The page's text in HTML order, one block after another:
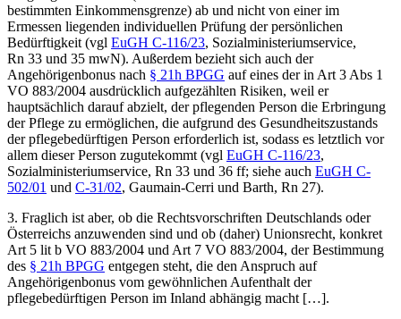
bestimmten Einkommensgrenze) ab und nicht von einer im
Ermessen liegenden individuellen Prüfung der persönlichen
Bedürftigkeit (vgl EuGH C-116/23, Sozialministeriumservice,
Rn 33 und 35 mwN). Außerdem bezieht sich auch der
Angehörigenbonus nach § 21h BPGG auf eines der in Art 3 Abs 1
VO 883/2004 ausdrücklich aufgezählten Risiken, weil er
hauptsächlich darauf abzielt, der pflegenden Person die Erbringung
der Pflege zu ermöglichen, die aufgrund des Gesundheitszustands
der pflegebedürftigen Person erforderlich ist, sodass es letztlich vor
allem dieser Person zugutekommt (vgl EuGH C-116/23,
Sozialministeriumservice, Rn 33 und 36 ff; siehe auch EuGH C-
502/01 und C-31/02, Gaumain-Cerri und Barth, Rn 27).
3. Fraglich ist aber, ob die Rechtsvorschriften Deutschlands oder
Österreichs anzuwenden sind und ob (daher) Unionsrecht, konkret
Art 5 lit b VO 883/2004 und Art 7 VO 883/2004, der Bestimmung
des § 21h BPGG entgegen steht, die den Anspruch auf
Angehörigenbonus vom gewöhnlichen Aufenthalt der
pflegebedürftigen Person im Inland abhängig macht […].